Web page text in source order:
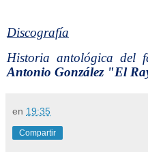
Discografía
Historia antológica del
Antonio González "El
en 19:35
Compartir